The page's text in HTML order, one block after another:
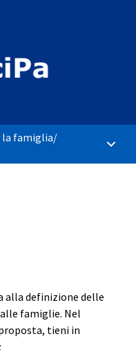
la famiglia/
alla definizione delle
famiglie. Nel
tieni in